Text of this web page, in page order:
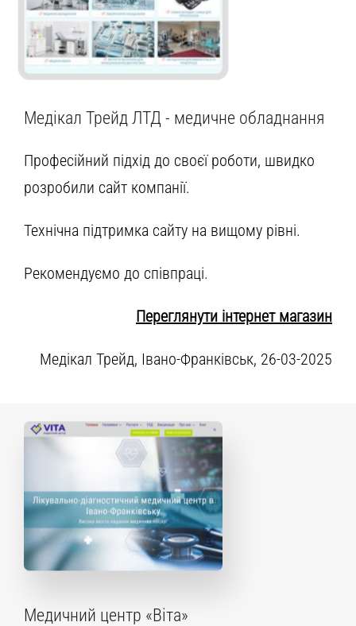
Медікал Трейд ЛТД - медичне обладнання
Професійний підхід до своєї роботи, швидко
розробили сайт компанії.
Технічна підтримка сайту на вищому рівні.
Рекомендуємо до співпраці.
Переглянути інтернет магазин
Медікал Трейд, Івано-Франківськ, 26-03-2025
Медичний центр «Віта»